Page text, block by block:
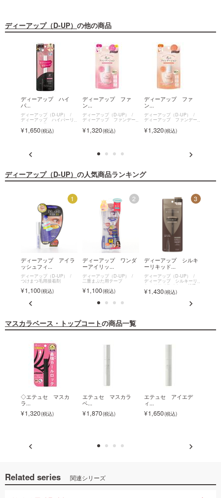
ディーアップ（D-UP） の他の商品
ディーアップ ハイ
パ...
ディーアップ（D-UP）
ディーアップ ハイパーリ
フトマスカラ
1,650
ディーアップ ファ
ン...
ディーアップ（D-UP）
ディーアップ ファンデー
1,320
ディーアップ ファ
ン...
ディーアップ（D-UP）
ディーアップ ファンデー
1,320
ディーアップ（D-UP） の人気商品ランキング
1
ディーアップ アイラ
ッシュフィ...
ディーアップ（D-UP）
つけまつ毛用接着剤
1,100
2
ディーアップ ワンダ
ーアイリッ...
ディーアップ（D-UP）
二重まぶた用テープ
1,100
3
ディーアップ シルキ
ーリキッド...
ディーアップ（D-UP）
ディーアップ シルキーリ
キッドアイライナー WP
1,430
マスカラベース・トップコートの商品一覧
◇エテュセ マスカ
ラ...
1,320
エテュセ マスカラ
ベ...
1,870
エテュセ アイエデ
ィ...
1,650
Related series 関連シリーズ